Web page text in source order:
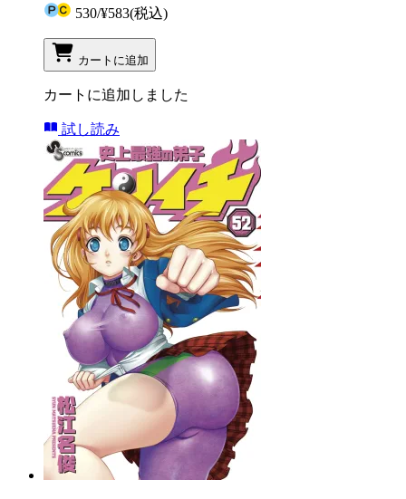
530/¥583(税込)
カートに追加
カートに追加しました
試し読み